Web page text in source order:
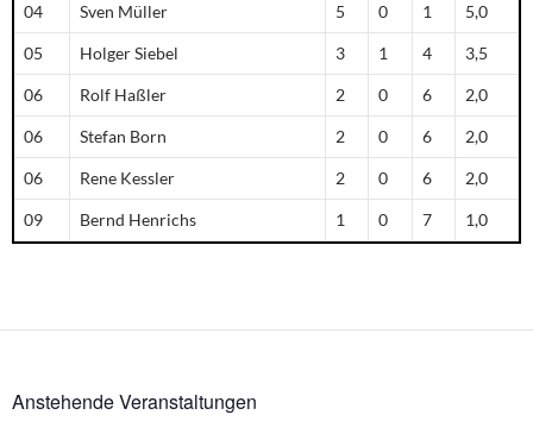
04 Sven Müller 5 0 1 5,0
05 Holger Siebel 3 1 4 3,5
06 Rolf Haßler 2 0 6 2,0
06 Stefan Born 2 0 6 2,0
06 Rene Kessler 2 0 6 2,0
09 Bernd Henrichs 1 0 7 1,0
Anstehende Veranstaltungen